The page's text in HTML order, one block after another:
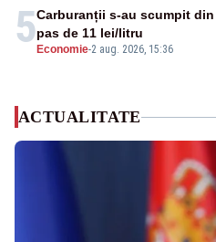
5 Economie-2 aug. 2026, 15:36
Carburanții s-au scumpit
pas de 11 lei/litru
ACTUALITATE